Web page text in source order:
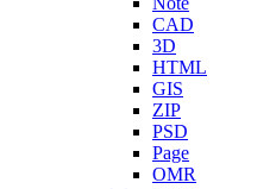
CAD
3D
HTML
GIS
ZIP
PSD
Page
OMR